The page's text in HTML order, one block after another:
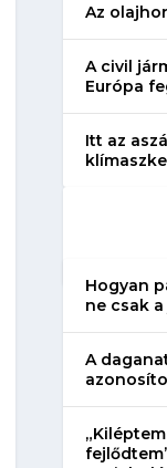
Az
A civil
Európa
Itt az
Hogyan
ne csak
A